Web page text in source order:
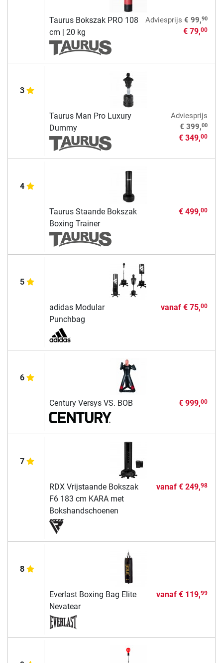
Taurus Bokszak PRO 108
cm | 20 kg
Adviesprijs € 99,90
€ 79,00
3
Taurus Man Pro Luxury
Dummy
Adviesprijs
€ 399,00
€ 349,00
4
Taurus Staande Bokszak
Boxing Trainer
€ 499,00
5
adidas Modular
Punchbag
vanaf € 75,00
6
Century Versys VS. BOB € 999,00
7
RDX Vrijstaande Bokszak
F6 183 cm KARA met
Bokshandschoenen
vanaf € 249,98
8
Everlast Boxing Bag Elite
Nevatear
vanaf € 119,99